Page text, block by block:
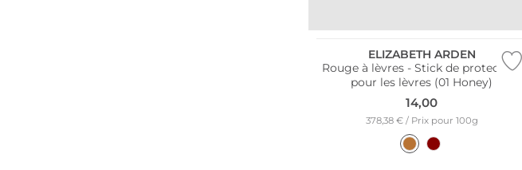
D'AGRUMES
ELIZABETH ARDEN
Rouge à lèvres - Stick de protection
pour les lèvres (01 Honey)
14,00
378,38 € / Prix pour 100g